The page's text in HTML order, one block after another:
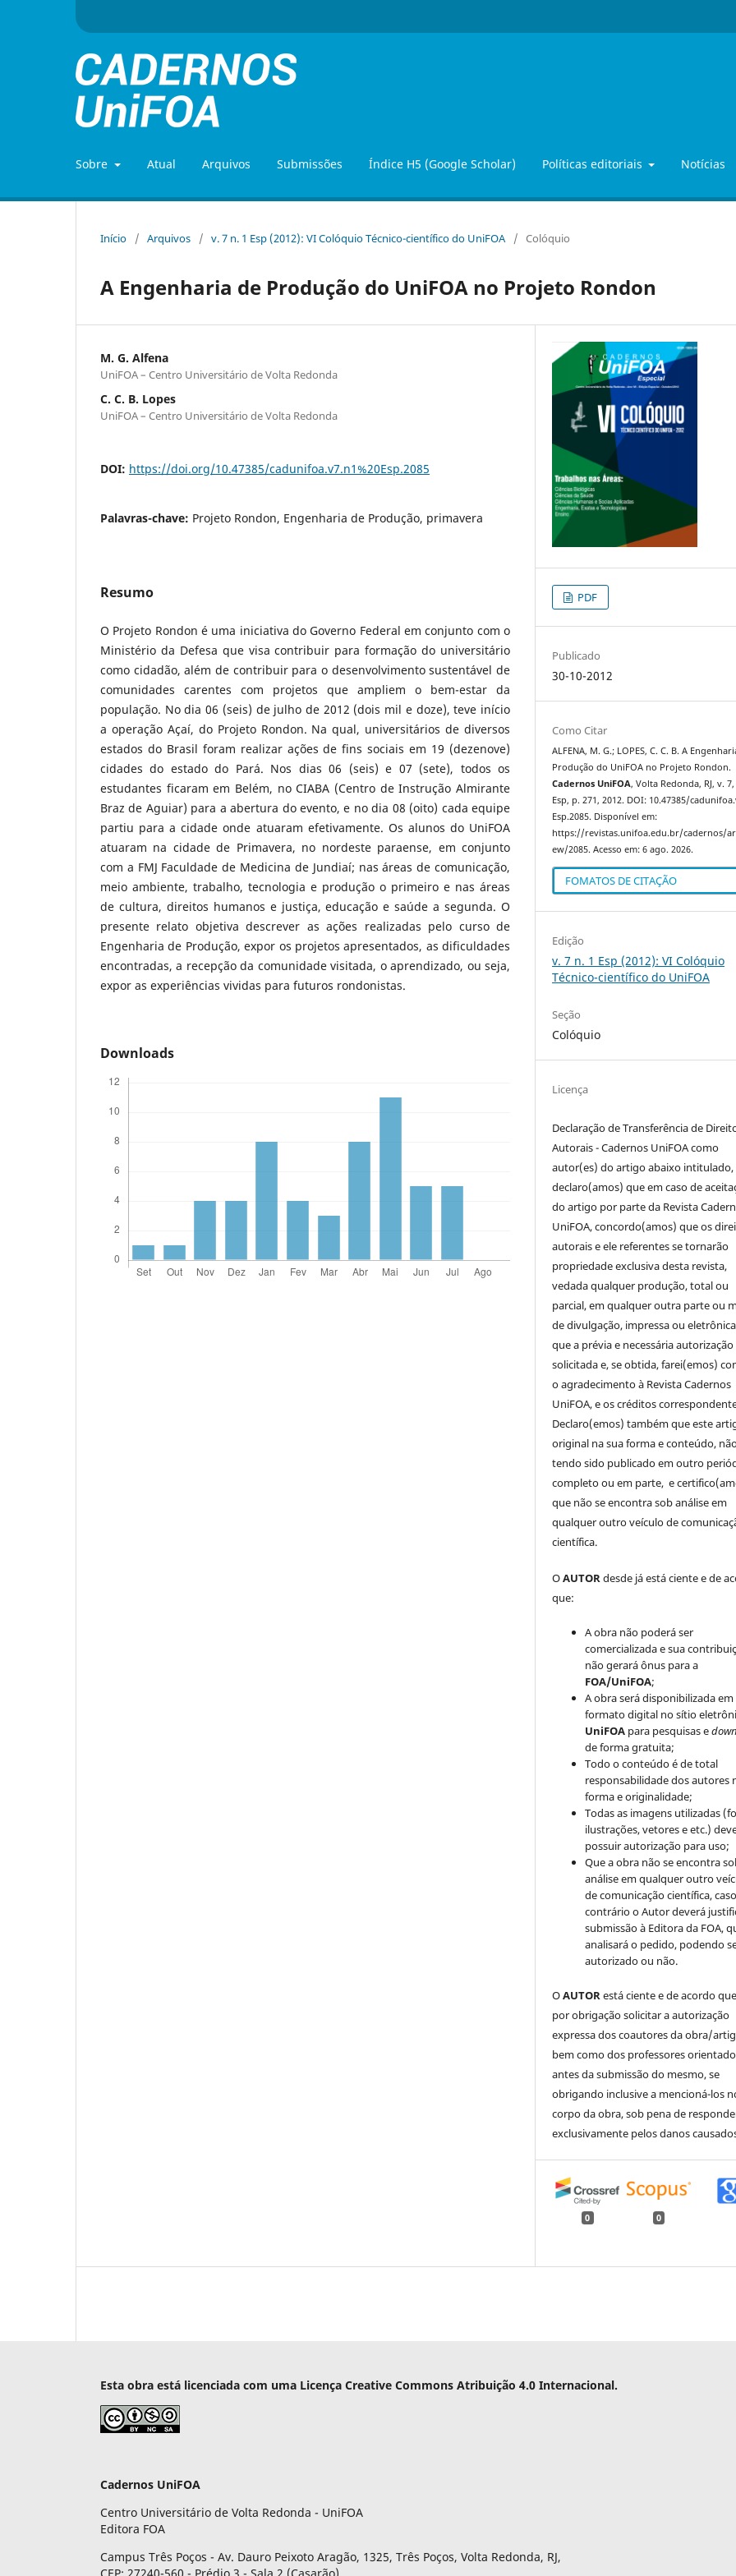
Sobre Atual Arquivos Submissões Índice H5 (Google Scholar) Políticas editoriais Notícias
Início / Arquivos / v. 7 n. 1 Esp (2012): VI Colóquio Técnico-científico do UniFOA / Colóquio
A Engenharia de Produção do UniFOA no Projeto Rondon
M. G. Alfena
UniFOA – Centro Universitário de Volta Redonda
C. C. B. Lopes
UniFOA – Centro Universitário de Volta Redonda
DOI: https://doi.org/10.47385/cadunifoa.v7.n1%20Esp.2085
Palavras-chave: Projeto Rondon, Engenharia de Produção, primavera
Resumo
O Projeto Rondon é uma iniciativa do Governo Federal em conjunto com o
Ministério da Defesa que visa contribuir para formação do universitário
como cidadão, além de contribuir para o desenvolvimento sustentável de
comunidades carentes com projetos que ampliem o bem-estar da
população. No dia 06 (seis) de julho de 2012 (dois mil e doze), teve início
a operação Açaí, do Projeto Rondon. Na qual, universitários de diversos
estados do Brasil foram realizar ações de fins sociais em 19 (dezenove)
cidades do estado do Pará. Nos dias 06 (seis) e 07 (sete), todos os
estudantes ficaram em Belém, no CIABA (Centro de Instrução Almirante
Braz de Aguiar) para a abertura do evento, e no dia 08 (oito) cada equipe
partiu para a cidade onde atuaram efetivamente. Os alunos do UniFOA
atuaram na cidade de Primavera, no nordeste paraense, em conjunto
com a FMJ Faculdade de Medicina de Jundiaí; nas áreas de comunicação,
meio ambiente, trabalho, tecnologia e produção o primeiro e nas áreas
de cultura, direitos humanos e justiça, educação e saúde a segunda. O
presente relato objetiva descrever as ações realizadas pelo curso de
Engenharia de Produção, expor os projetos apresentados, as dificuldades
encontradas, a recepção da comunidade visitada, o aprendizado, ou seja,
expor as experiências vividas para futuros rondonistas.
Downloads
PDF
Publicado
30-10-2012
Como Citar
ALFENA, M. G.; LOPES, C. C. B. A
Produção do UniFOA no Projeto Rondon.
Cadernos UniFOA, Volta Redonda, RJ, v. 7,
Esp, p. 271, 2012. DOI: 10.47385/
Esp.2085. Disponível em:
https://revistas.unifoa.edu.br/cadernos/
ew/2085. Acesso em: 6 ago. 2026.
FOMATOS DE CITAÇÃO
Edição
v. 7 n. 1 Esp (2012): VI Colóquio
Técnico-científico do UniFOA
Seção
Colóquio
Licença
Declaração de Transferência de
Autorais - Cadernos UniFOA como
autor(es) do artigo abaixo intitulado,
declaro(amos) que em caso de
do artigo por parte da Revista
UniFOA, concordo(amos) que os
autorais e ele referentes se tornarão
propriedade exclusiva desta revista,
vedada qualquer produção, total ou
parcial, em qualquer outra parte ou
de divulgação, impressa ou
que a prévia e necessária autorização
solicitada e, se obtida, farei(emos)
o agradecimento à Revista Cadernos
UniFOA, e os créditos
Declaro(emos) também que este
original na sua forma e conteúdo,
tendo sido publicado em outro
completo ou em parte, e
que não se encontra sob análise em
qualquer outro veículo de
científica.
OAUTORdesde já está ciente e de
que:
A obra não poderá ser
comercializada e sua
não gerará ônus para a
FOA/UniFOA;
A obra será disponibilizada em
formato digital no sítio
UniFOA para pesquisas e
de forma gratuita;
Todo o conteúdo é de total
responsabilidade dos autores
forma e originalidade;
Todas as imagens utilizadas
ilustrações, vetores e etc.)
possuir autorização para uso;
Que a obra não se encontra
análise em qualquer outro
de comunicação científica, caso
contrário o Autor deverá
submissão à Editora da FOA,
analisará o pedido, podendo
autorizado ou não.
OAUTORestá ciente e de acordo
por obrigação solicitar a autorização
expressa dos coautores da obra/
bem como dos professores
antes da submissão do mesmo, se
obrigando inclusive a mencioná-los
corpo da obra, sob pena de
exclusivamente pelos danos
0 0
Esta obra está licenciada com uma Licença Creative Commons Atribuição 4.0 Internacional.
Cadernos UniFOA
Centro Universitário de Volta Redonda - UniFOA
Editora FOA
Campus Três Poços - Av. Dauro Peixoto Aragão, 1325, Três Poços, Volta Redonda, RJ,